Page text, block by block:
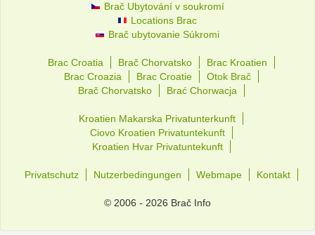
Brač Ubytování v soukromí
Locations Brac
Brač ubytovanie Súkromi
Brac Croatia Brač Chorvatsko
Brac Kroatien
Brac Croazia
Brac Croatie
Otok Brač
Brač Chorvatsko
Brać Chorwacja
Kroatien Makarska Privatunterkunft
Ciovo Kroatien Privatuntekunft
Kroatien Hvar Privatuntekunft
Privatschutz Nutzerbedingungen Webmape Kontakt
© 2006 - 2026 Brač Info